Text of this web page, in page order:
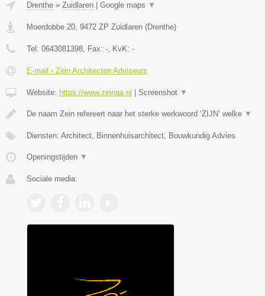
Drenthe » Zuidlaren Google maps ▼
Moerdobbe 20, 9472 ZP Zuidlaren (Drenthe)
Tel: 0643081398, Fax: -, KvK: -
E-mail › Zein Architecten Adviseurs
Website: https://www.zeinaa.nl Screenshot ▼
De naam Zein refereert naar het sterke werkwoord ‘ZIJN’ welke ▼
Diensten: Architect, Binnenhuisarchitect, Bouwkundig Advies
Openingstijden ▼
Sociale media: